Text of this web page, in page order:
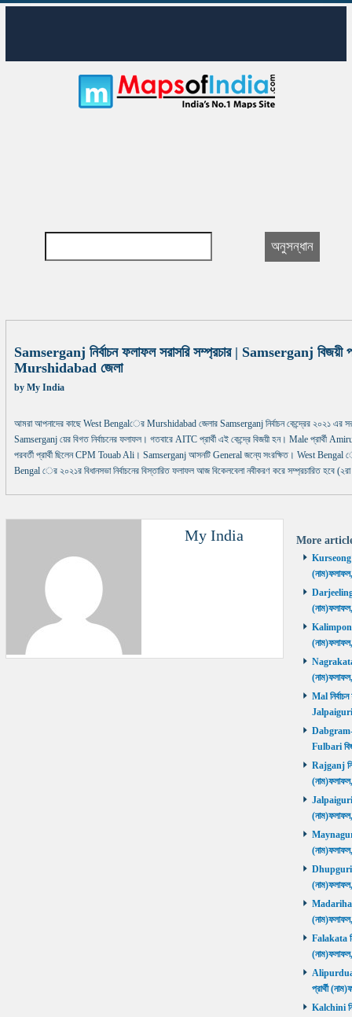
Samserganj নির্বাচন ফলাফল সরাসরি সম্প্রচার | Samserganj বিজয়ী
Murshidabad জেলা
by My India
আমরা আপনাদের কাছে West Bengalের Murshidabad জেলার Samserganj নির্বাচন কেন্দ্রের ২০২১ এর
Samserganj য়ের বিগত নির্বাচনের ফলাফল। গতবারে AITC প্রার্থী এই কেন্দ্রে বিজয়ী হন। Male প্রার্থী
পরবর্তী প্রার্থী ছিলেন CPM Touab Ali। Samserganj আসনটি General জন্যে সংরক্ষিত। West Bengal
Bengal ের ২০২১র বিধানসভা নির্বাচনের বিস্তারিত ফলাফল আজ বিকেলবেলা নবীকরণ করে সম্প্রচারিত হবে
My India More
Kurseong
Darjeeling
Kalimpong
Nagrakata
Mal
Jalpaiguri
Dabgram-
Fulbari
Rajganj
Jalpaiguri
Maynaguri
Dhupguri
Madarihat
Falakata
প্রার্থী
Kalchini